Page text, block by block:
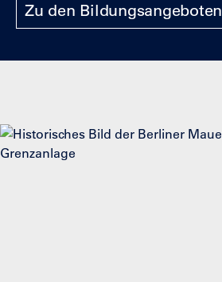
Zu den Bildungsangeboten